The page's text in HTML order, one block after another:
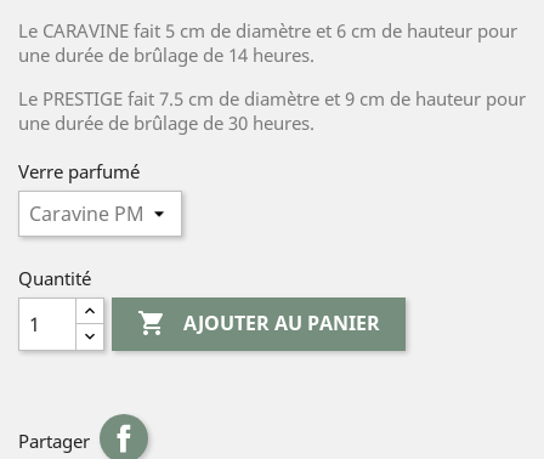
Le CARAVINE fait 5 cm de diamètre et 6 cm de hauteur pour
une durée de brûlage de 14 heures.
Le PRESTIGE fait 7.5 cm de diamètre et 9 cm de hauteur pour
une durée de brûlage de 30 heures.
Verre parfumé
Quantité
 AJOUTER AU PANIER
Partager